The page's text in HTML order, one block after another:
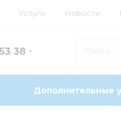
Услуги Новости
38
Дополнительные